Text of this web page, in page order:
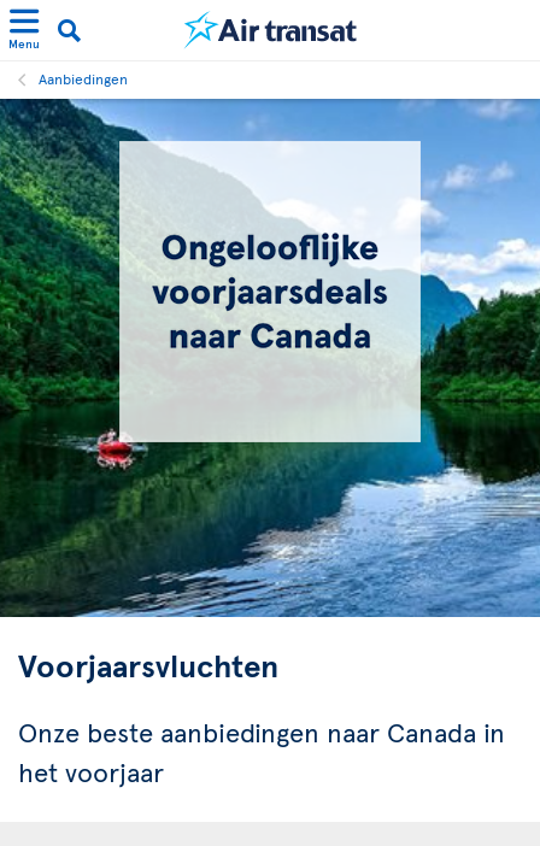
Menu
Aanbiedingen
Voorjaarsvluchten
Onze beste aanbiedingen naar Canada in
het voorjaar